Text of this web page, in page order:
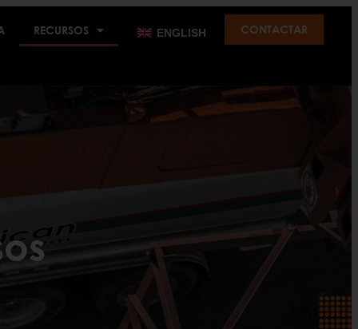
RECURSOS ENGLISH CONTACTAR